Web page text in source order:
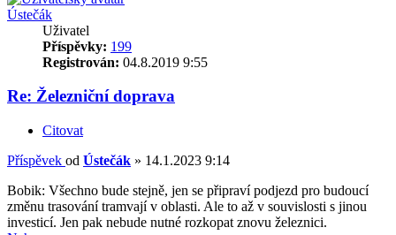
Ústečák
Uživatel
Příspěvky: 199
Registrován: 04.8.2019 9:55
Re: Železniční doprava
Citovat
Příspěvek od Ústečák » 14.1.2023 9:14
Bobik: Všechno bude stejně, jen se připraví podjezd pro budoucí
změnu trasování tramvají v oblasti. Ale to až v souvislosti s jinou
investicí. Jen pak nebude nutné rozkopat znovu železnici.